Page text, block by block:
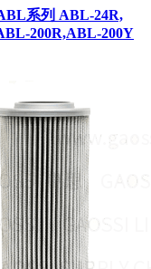
系列 ABL‐24R,